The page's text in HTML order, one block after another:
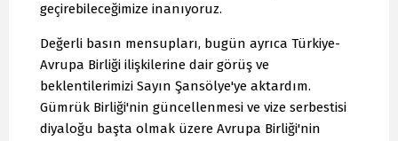
geçirebileceğimize inanıyoruz.
Değerli basın mensupları, bugün ayrıca Türkiye-
Avrupa Birliği ilişkilerine dair görüş ve
beklentilerimizi Sayın Şansölye'ye aktardım.
Gümrük Birliği'nin güncellenmesi ve vize serbestisi
diyaloğu başta olmak üzere Avrupa Birliği'nin